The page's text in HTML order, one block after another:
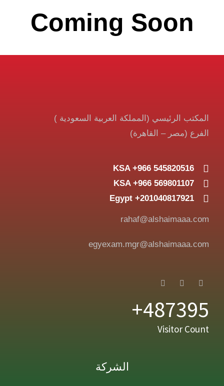
Coming Soon
المكتب الرئيسي (المملكة العربية السعودية )
الفرع (مصر – القاهرة)
KSA +966 545820516
KSA +966 569801107
Egypt +201040817921
rahaf@alshaimaaa.com
egyexam.mgr@alshaimaaa.com
487395+
Visitor Count
الشركة